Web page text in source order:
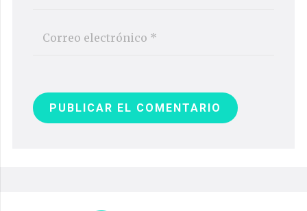
PUBLICAR EL COMENTARIO